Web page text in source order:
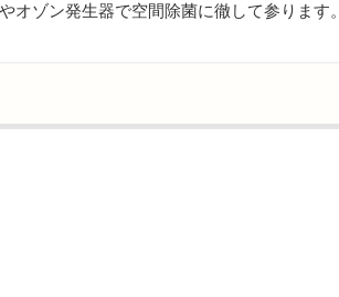
ゾン発生器で空間除菌に徹して参ります。